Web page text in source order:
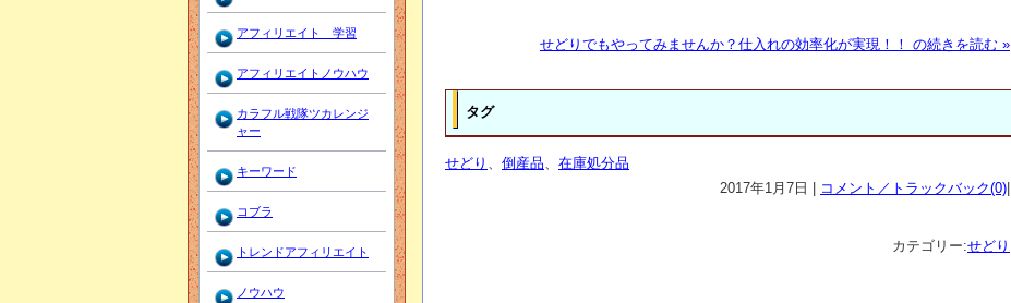
せどりでもやってみませんか？仕入れの効率化が実現！！ の続きを読む »
タグ
せどり 倒産品
在庫処分品
2017年1月7日 |
コメント／トラックバック(0)
カテゴリー:せどり
アフィリエイト 学習
アフィリエイトノウハウ
カラフル戦隊ツカレンジ
ャー
キーワード
コブラ
トレンドアフィリエイト
ノウハウ